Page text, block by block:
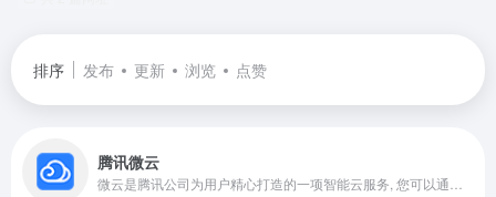
排序 发布 更新 浏览 点赞
腾讯微云